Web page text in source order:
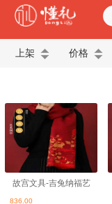
上架 价格
故宫文具-吉兔纳福艺
836.00